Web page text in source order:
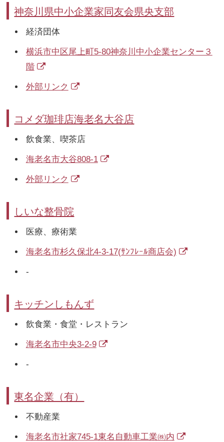
神奈川県中小企業家同友会県央支部
経済団体
横浜市中区尾上町5-80神奈川中小企業センター３
階
外部リンク
コメダ珈琲店海老名大谷店
飲食業、喫茶店
海老名市大谷808-1
外部リンク
しいな整骨院
医療、療術業
海老名市杉久保北4-3-17(ｻﾝﾌﾚｰﾙ商店会)
-
キッチンしもんず
飲食業・食堂・レストラン
海老名市中央3-2-9
-
東名企業（有）
不動産業
海老名市社家745-1東名自動車工業㈱内